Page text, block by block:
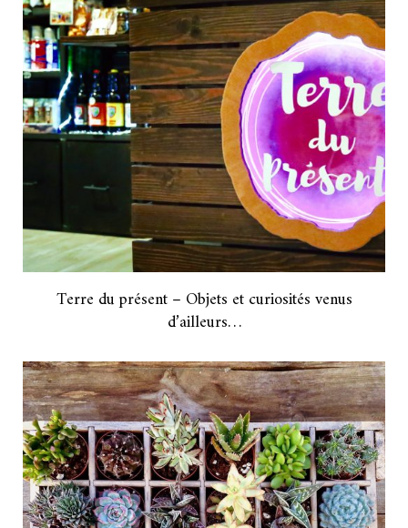
Terre du présent – Objets et curiosités venus
d’ailleurs…